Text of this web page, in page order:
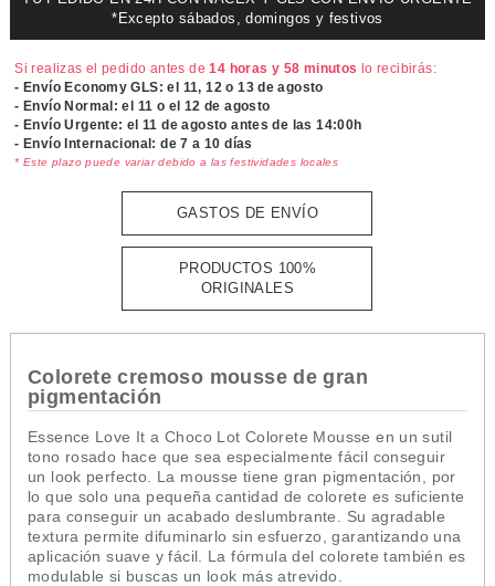
*Excepto sábados, domingos y festivos
Si realizas el pedido antes de14 horas y 58 minutos lo recibirás:
- Envío Economy GLS: el 11, 12 o 13 de agosto
- Envío Normal: el 11 o el 12 de agosto
- Envío Urgente: el11 de agosto antes de las 14:00h
- Envío Internacional: de 7 a 10 días
* Este plazo puede variar debido a las festividades locales
GASTOS DE ENVÍO
PRODUCTOS 100%
ORIGINALES
Colorete cremoso mousse de gran
pigmentación
Essence Love It a Choco Lot Colorete Mousse en un sutil
tono rosado hace que sea especialmente fácil conseguir
un look perfecto. La mousse tiene gran pigmentación, por
lo que solo una pequeña cantidad de colorete es suficiente
para conseguir un acabado deslumbrante. Su agradable
textura permite difuminarlo sin esfuerzo, garantizando una
aplicación suave y fácil. La fórmula del colorete también es
modulable si buscas un look más atrevido.